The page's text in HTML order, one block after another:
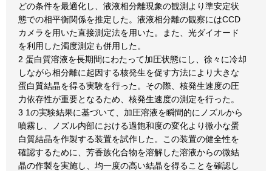
どの条件を最適化し、液液相分離現象の観測より準安定状
態での相平衡関係を推定した。液液相分離の観察にはCCD
カメラを用いた直接測定法を用いた。また、光ダイオード
を利用した濁度測定も併用した。
2 蛋白質溶液を長期間にわたって加圧状態にし、徐々に冷却
しながら相分離に起因する核発生を促す方法により大きな
蛋白質結晶を得る実験を行った。その際、核発生速度の圧
力依存性が重要となるため、核発生速度の測定を行った。
3 1の実験結果に基づいて、加圧溶液を瞬間的にノズルから
噴霧し、ノズル内部における過飽和度の変化より微小な蛋
白質結晶を作製する装置を試作した。この装置の健全性を
確認するために、芳香族化合物を溶解した溶液からの微結
晶の作製を実施し、均一度の高い結晶を得ることを確認し